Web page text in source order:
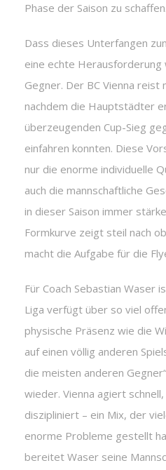
Phase der Saison zu schaffen.
Dass dieses Unterfangen
eine echte Herausforderung
Gegner. Der BC Vienna
nachdem die Hauptstädter
überzeugenden Cup-Sieg
einfahren konnten. Diese
nur die enorme individuelle
auch die mannschaftliche
in dieser Saison immer
Formkurve zeigt steil nach
macht die Aufgabe für die
Für Coach Sebastian Waser
Liga verfügt über so viel
physische Präsenz wie die
auf einen völlig anderen
die meisten anderen
wieder. Vienna agiert
diszipliniert – ein Mix, der
enorme Probleme gestellt
bereitet Waser seine